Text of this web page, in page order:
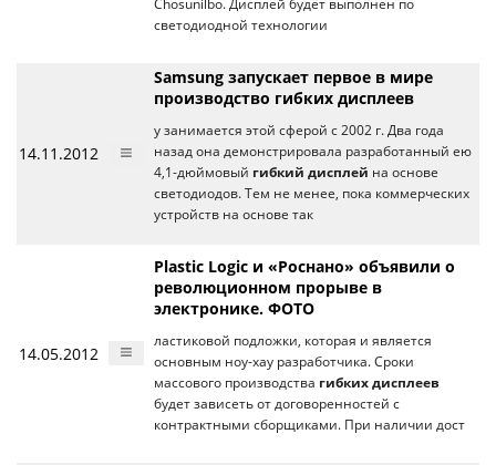
Chosunilbo. Дисплей будет выполнен по
светодиодной технологии
14.11.2012
Samsung запускает первое в мире
производство гибких дисплеев
y занимается этой сферой с 2002 г. Два года
назад она демонстрировала разработанный ею
4,1-дюймовый гибкий дисплей на основе
светодиодов. Тем не менее, пока коммерческих
устройств на основе так
14.05.2012
Plastic Logic и «Роснано» объявили о
революционном прорыве в
электронике. ФОТО
ластиковой подложки, которая и является
основным ноу-хау разработчика. Сроки
массового производства гибких дисплеев
будет зависеть от договоренностей с
контрактными сборщиками. При наличии дост